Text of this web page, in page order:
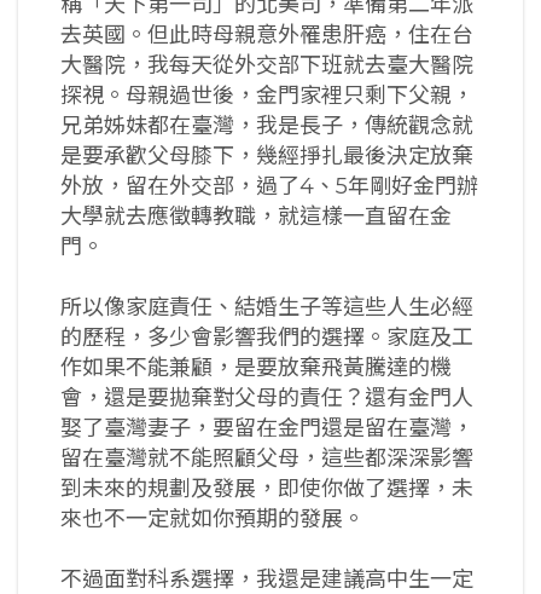
去英國。但此時母親意外罹患肝癌，住在台
大醫院，我每天從外交部下班就去臺大醫院
探視。母親過世後，金門家裡只剩下父親，
兄弟姊妹都在臺灣，我是長子，傳統觀念就
是要承歡父母膝下，幾經掙扎最後決定放棄
外放，留在外交部，過了4、5年剛好金門辦
大學就去應徵轉教職，就這樣一直留在金
門。
所以像家庭責任、結婚生子等這些人生必經
的歷程，多少會影響我們的選擇。家庭及工
作如果不能兼顧，是要放棄飛黃騰達的機
會，還是要拋棄對父母的責任？還有金門人
娶了臺灣妻子，要留在金門還是留在臺灣，
留在臺灣就不能照顧父母，這些都深深影響
到未來的規劃及發展，即使你做了選擇，未
來也不一定就如你預期的發展。
不過面對科系選擇，我還是建議高中生一定